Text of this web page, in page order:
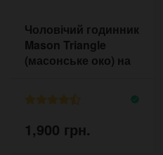
Чоловічий годинник
Mason Triangle
(масонське око) на
1,900 грн.